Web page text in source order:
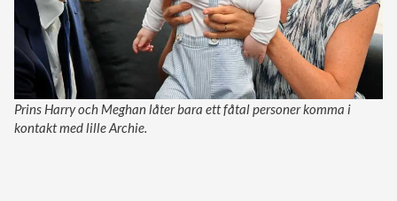
Prins Harry och Meghan låter bara ett fåtal personer komma i
kontakt med lille Archie.